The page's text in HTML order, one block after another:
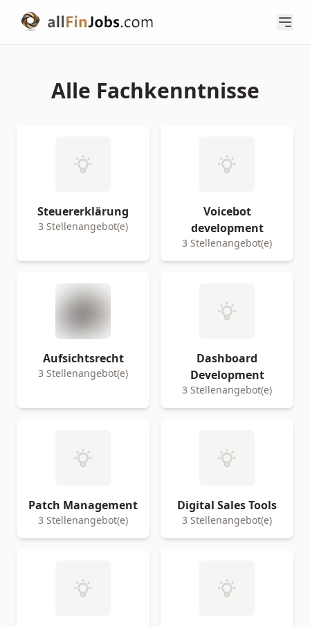
Alle Fachkenntnisse
Steuererklärung
3 Stellenangebot(e)
Voicebot
development
3 Stellenangebot(e)
Aufsichtsrecht
3 Stellenangebot(e)
Dashboard
Development
3 Stellenangebot(e)
Patch Management
3 Stellenangebot(e)
Digital Sales Tools
3 Stellenangebot(e)